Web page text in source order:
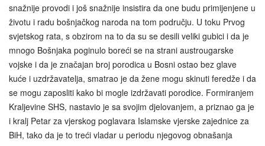
snažnije provodi i još snažnije insistira da one budu primijenjene u
životu i radu bošnjačkog naroda na tom području. U toku Prvog
svjetskog rata, s obzirom na to da su se desili veliki gubici i da je
mnogo Bošnjaka poginulo boreći se na strani austrougarske
vojske i da je značajan broj porodica u Bosni ostao bez glave
kuće i uzdržavatelja, smatrao je da žene mogu skinuti feredže i da
se mogu zaposliti kako bi mogle izdržavati porodice. Formiranjem
Kraljevine SHS, nastavio je sa svojim djelovanjem, a priznao ga je
i kralj Petar za vjerskog poglavara Islamske vjerske zajednice za
BiH, tako da je to treći vladar u periodu njegovog obnašanja